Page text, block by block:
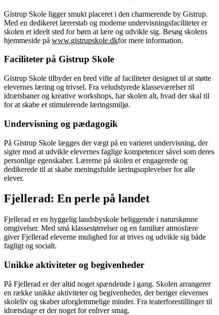
Gistrup Skole ligger smukt placeret i den charmerende by Gistrup.
Med en dedikeret lærerstab og moderne undervisningsfaciliteter er
skolen et ideelt sted for børn at lære og udvikle sig. Besøg skolens
hjemmeside på www.gistrupskole.dkfor mere information.
Faciliteter på Gistrup Skole
Gistrup Skole tilbyder en bred vifte af faciliteter designet til at støtte
elevernes læring og trivsel. Fra veludstyrede klasseværelser til
idrætsbaner og kreative workshops, har skolen alt, hvad der skal til
for at skabe et stimulerende læringsmiljø.
Undervisning og pædagogik
På Gistrup Skole lægges der vægt på en varieret undervisning, der
sigter mod at udvikle elevernes faglige kompetencer såvel som deres
personlige egenskaber. Lærerne på skolen er engagerede og
dedikerede til at skabe meningsfulde læringsoplevelser for alle
elever.
Fjellerad: En perle på landet
Fjellerad er en hyggelig landsbyskole beliggende i naturskønne
omgivelser. Med små klassestørrelser og en familiær atmosfære
giver Fjellerad eleverne mulighed for at trives og udvikle sig både
fagligt og socialt.
Unikke aktiviteter og begivenheder
På Fjellerad er der altid noget spændende i gang. Skolen arrangerer
en række unikke aktiviteter og begivenheder, der beriger elevernes
skoleliv og skaber uforglemmelige minder. Fra teaterforestillinger til
idrætsdage er der noget for enhver smag.